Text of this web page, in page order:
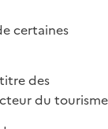
certaines
des
du tourisme